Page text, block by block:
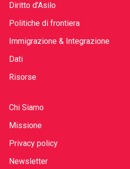
Diritto d’Asilo
Politiche di frontiera
Immigrazione & Integrazione
Dati
Risorse
Chi Siamo
Missione
Privacy policy
Newsletter